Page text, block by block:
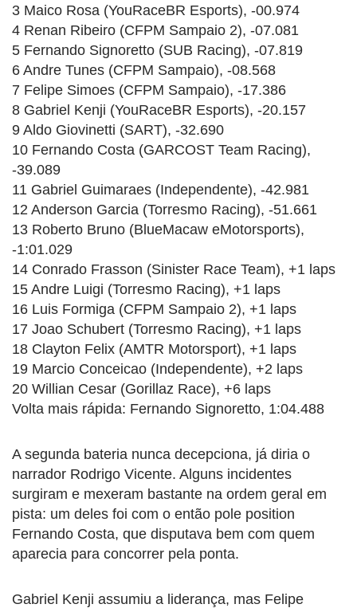
3 Maico Rosa (YouRaceBR Esports), -00.974
4 Renan Ribeiro (CFPM Sampaio 2), -07.081
5 Fernando Signoretto (SUB Racing), -07.819
6 Andre Tunes (CFPM Sampaio), -08.568
7 Felipe Simoes (CFPM Sampaio), -17.386
8 Gabriel Kenji (YouRaceBR Esports), -20.157
9 Aldo Giovinetti (SART), -32.690
10 Fernando Costa (GARCOST Team Racing),
-39.089
11 Gabriel Guimaraes (Independente), -42.981
12 Anderson Garcia (Torresmo Racing), -51.661
13 Roberto Bruno (BlueMacaw eMotorsports),
-1:01.029
14 Conrado Frasson (Sinister Race Team), +1 laps
15 Andre Luigi (Torresmo Racing), +1 laps
16 Luis Formiga (CFPM Sampaio 2), +1 laps
17 Joao Schubert (Torresmo Racing), +1 laps
18 Clayton Felix (AMTR Motorsport), +1 laps
19 Marcio Conceicao (Independente), +2 laps
20 Willian Cesar (Gorillaz Race), +6 laps
Volta mais rápida: Fernando Signoretto, 1:04.488
A segunda bateria nunca decepciona, já diria o
narrador Rodrigo Vicente. Alguns incidentes
surgiram e mexeram bastante na ordem geral em
pista: um deles foi com o então pole position
Fernando Costa, que disputava bem com quem
aparecia para concorrer pela ponta.
Gabriel Kenji assumiu a liderança, mas Felipe